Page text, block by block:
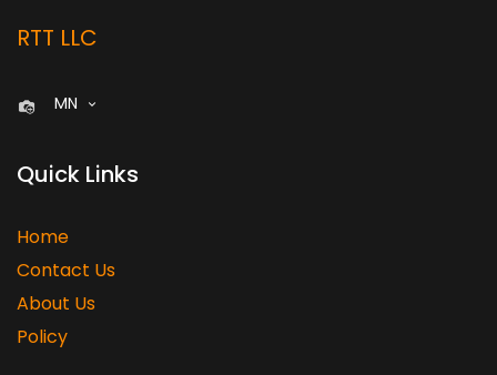
RTT LLC
MN
Quick Links
Home
Contact Us
About Us
Policy